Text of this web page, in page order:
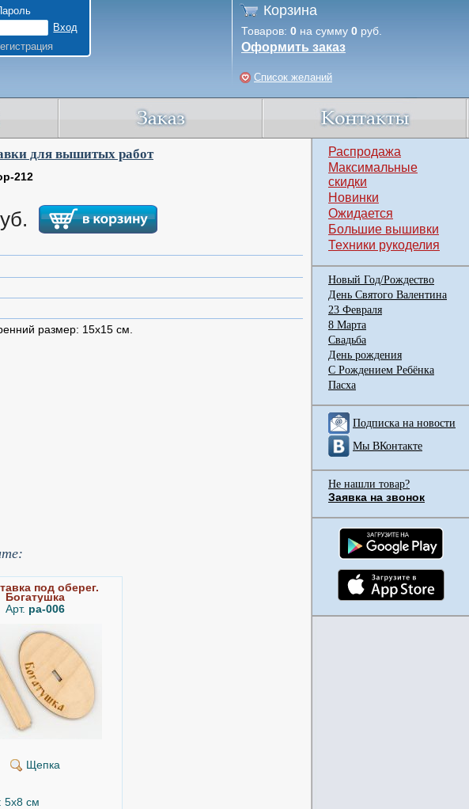
Корзина
Товаров: 0 на сумму 0 руб.
Оформить заказ
Список желаний
для вышитых работ
212
размер: 15х15 см.
под оберег.
Богатушка
Арт. ра-006
Щепка
5x8 см
Распродажа
Максимальные
скидки
Новинки
Ожидается
Большие вышивки
Техники рукоделия
Новый Год/Рождество
День Святого Валентина
23 Февраля
8 Марта
Свадьба
День рождения
С Рождением Ребёнка
Пасха
Подписка на новости
Мы ВКонтакте
Не нашли товар?
Заявка на звонок